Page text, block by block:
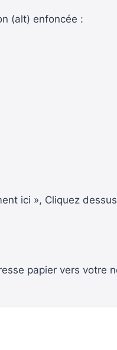
(alt) enfoncée :
ici », Cliquez
papier vers votre